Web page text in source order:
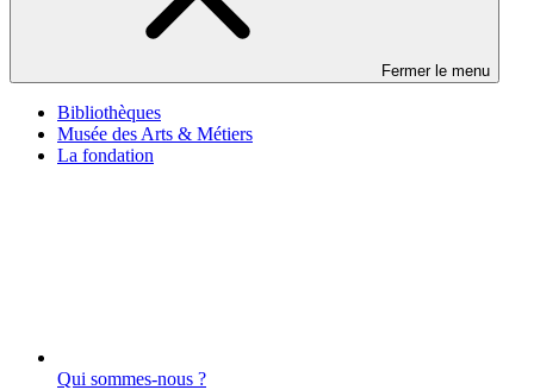
Fermer le menu
Bibliothèques
Musée des Arts & Métiers
La fondation
Qui sommes-nous ?